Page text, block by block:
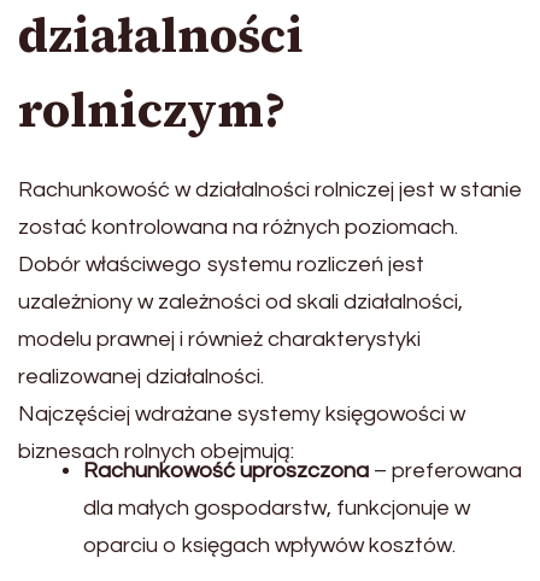
działalności
rolniczym?
Rachunkowość w działalności rolniczej jest w stanie
zostać kontrolowana na różnych poziomach.
Dobór właściwego systemu rozliczeń jest
uzależniony w zależności od skali działalności,
modelu prawnej i również charakterystyki
realizowanej działalności.
Najczęściej wdrażane systemy księgowości w
biznesach rolnych obejmują:
Rachunkowość uproszczona – preferowana
dla małych gospodarstw, funkcjonuje w
oparciu o księgach wpływów kosztów.